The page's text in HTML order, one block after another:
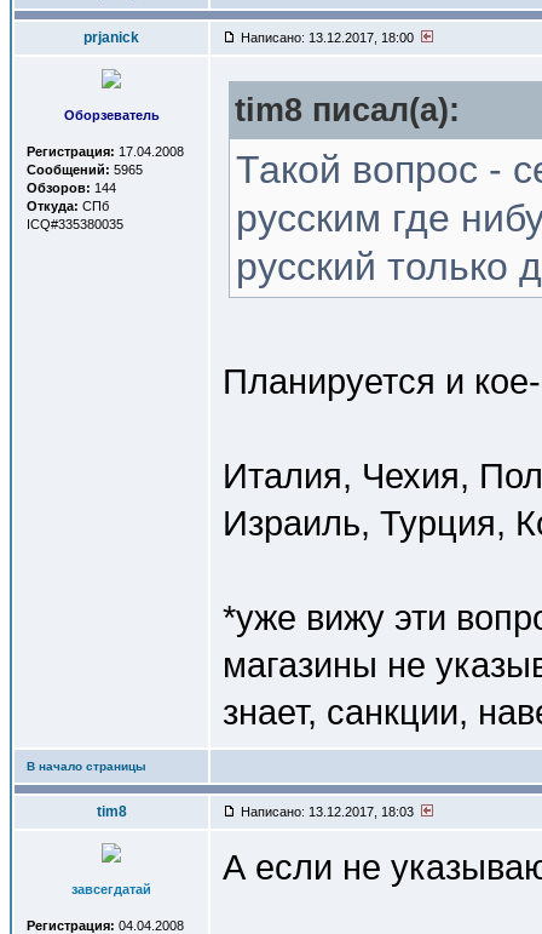
prjanick Написано: 13.12.2017, 18:00
Оборзеватель
Регистрация: 17.04.2008
Сообщений: 5965
Обзоров: 144
Откуда: СПб
ICQ#335380035
tim8 писал(a):
Такой вопрос -
русским где
русский только
Планируется и
Италия, Чехия,
Израиль, Турция,
*уже вижу эти
магазины не
знает, санкции,
В начало страницы
tim8 Написано: 13.12.2017, 18:03
завсегдатай
Регистрация: 04.04.2008
А если не